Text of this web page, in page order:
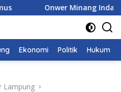
Onwer Minang Indah Bung
Ekonomi Politik Hukum
Lampung